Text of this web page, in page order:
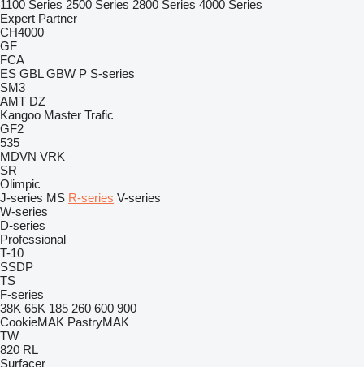
1100 Series 2500 Series 2800 Series 4000 Series
Expert Partner
CH4000
GF
FCA
ES GBL GBW P S-series
SM3
AMT DZ
Kangoo Master Trafic
GF2
535
MDVN VRK
SR
Olimpic
J-series MS R-series V-series
W-series
D-series
Professional
T-10
SSDP
TS
F-series
38K 65K 185 260 600 900
CookieMAK PastryMAK
TW
820 RL
Surfacer